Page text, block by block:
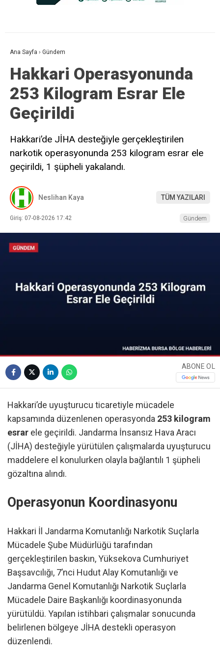
Ana Sayfa › Gündem
Hakkari Operasyonunda
253 Kilogram Esrar Ele
Geçirildi
Hakkari’de JİHA desteğiyle gerçekleştirilen
narkotik operasyonunda 253 kilogram esrar ele
geçirildi, 1 şüpheli yakalandı.
Neslihan Kaya TÜM YAZILARI
Giriş: 07-08-2026 17:42 Gündem
ABONE OL
Hakkari’de uyuşturucu ticaretiyle mücadele
kapsamında düzenlenen operasyonda 253 kilogram
esrar ele geçirildi. Jandarma İnsansız Hava Aracı
(JİHA) desteğiyle yürütülen çalışmalarda uyuşturucu
maddelere el konulurken olayla bağlantılı 1 şüpheli
gözaltına alındı.
Operasyonun Koordinasyonu
Hakkari İl Jandarma Komutanlığı Narkotik Suçlarla
Mücadele Şube Müdürlüğü tarafından
gerçekleştirilen baskın, Yüksekova Cumhuriyet
Başsavcılığı, 7’nci Hudut Alay Komutanlığı ve
Jandarma Genel Komutanlığı Narkotik Suçlarla
Mücadele Daire Başkanlığı koordinasyonunda
yürütüldü. Yapılan istihbari çalışmalar sonucunda
belirlenen bölgeye JİHA destekli operasyon
düzenlendi.